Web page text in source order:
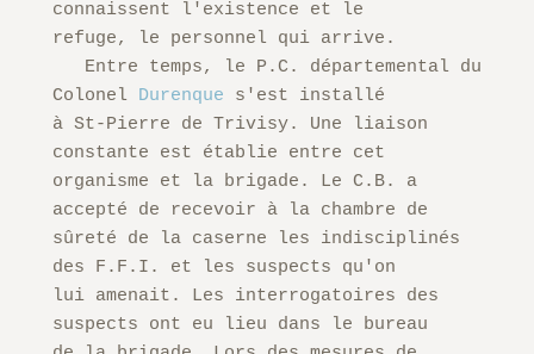
connaissent l'existence et le
refuge, le personnel qui arrive.
Colonel Durenque s'est installé
à St-Pierre de Trivisy. Une liaison
constante est établie entre cet
organisme et la brigade. Le C.B. a
accepté de recevoir à la chambre de
sûreté de la caserne les indisciplinés
des F.F.I. et les suspects qu'on
lui amenait. Les interrogatoires des
suspects ont eu lieu dans le bureau